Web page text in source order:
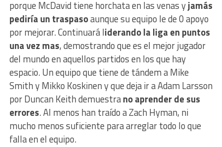
porque McDavid tiene horchata en las venas yjamás
pediría un traspasoaunque su equipo le de 0 apoyo
por mejorar. Continuará liderando la liga en puntos
una vez mas, demostrando que es el mejor jugador
del mundo en aquellos partidos en los que hay
espacio. Un equipo que tiene de tándem a Mike
Smith y Mikko Koskinen y que deja ir a Adam Larsson
por Duncan Keith demuestrano aprender de sus
errores. Al menos han traído a Zach Hyman, ni
mucho menos suficiente para arreglar todo lo que
falla en el equipo.